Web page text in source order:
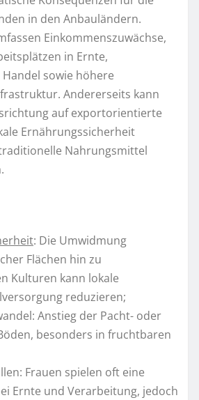
in den Anbauländern.
Einkommenszuwächse,
in Ernte,
sowie höhere
Andererseits kann
auf exportorientierte
Ernährungssicherheit
Nahrungsmittel
: Die Umwidmung
Flächen hin zu
Kulturen kann lokale
reduzieren;
Anstieg der Pacht- oder
besonders in fruchtbaren
Frauen spielen oft eine
Ernte und Verarbeitung, jedoch